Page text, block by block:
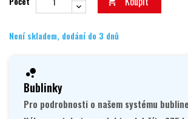
Není skladem, dodání do 3 dnů
Bublinky
Pro podrobnosti o našem systému